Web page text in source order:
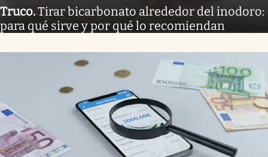
Truco.Tirar bicarbonato alrededor del inodoro:
para qué sirve y por qué lo recomiendan